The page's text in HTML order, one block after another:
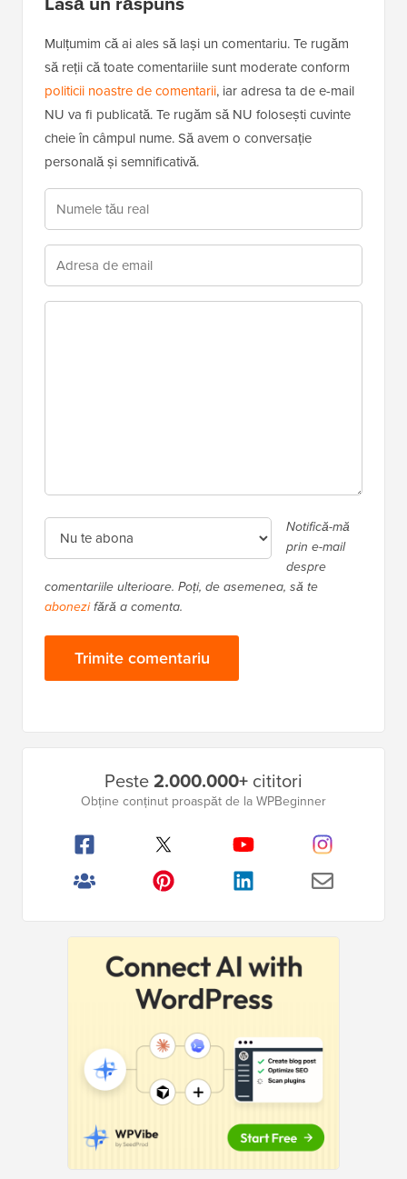
Mulțumim că ai ales să lași un comentariu. Te rugăm
să reții că toate comentariile sunt moderate conform
politicii noastre de comentarii, iar adresa ta de e-mail
NU va fi publicată. Te rugăm să NU folosești cuvinte
cheie în câmpul nume. Să avem o conversație
personală și semnificativă.
Notifică-mă
prin e-mail
despre
comentariile ulterioare. Poți, de asemenea, să te
abonezifără a comenta.
laterală
principală
Peste2.000.000+ cititori
Obține conținut proaspăt de la WPBeginner